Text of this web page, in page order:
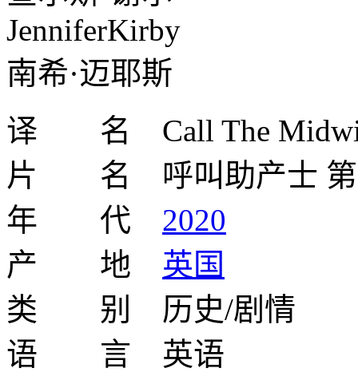
JenniferKirby
南希·迈耶斯
译 名 Call The
片 名 呼叫助产士 第
年 代 2020
产 地 英国
类 别 历史/剧情
语 言 英语